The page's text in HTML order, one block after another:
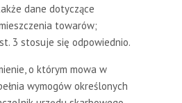
dane dotyczące
towarów;
3 stosuje się odpowiednio.
o którym mowa w
wymogów określonych